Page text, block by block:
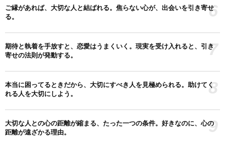
ご縁があれば、大切な人と結ばれる。焦らない心が、出会いを引き寄せ
る。
6
期待と執着を手放すと、恋愛はうまくいく。現実を受け入れると、引き
寄せの法則が発動する。
7
本当に困ってるときだから、大切にすべき人を見極められる。助けてく
れる人を大切にしよう。
8
大切な人との心の距離が縮まる、たった一つの条件。好きなのに、心の
距離が遠ざかる理由。
9